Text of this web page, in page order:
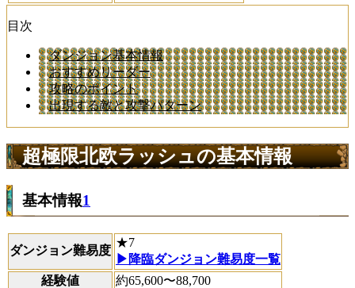
目次
ダンジョン基本情報
おすすめリーダー
攻略のポイント
出現する敵と攻撃パターン
超極限北欧ラッシュの基本情報
基本情報1
ダンジョン難易度
★7
▶降臨ダンジョン難易度一覧
経験値
約65,600〜88,700